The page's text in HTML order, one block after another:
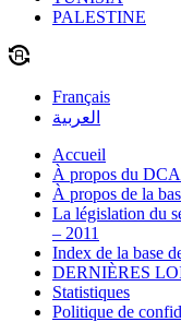
PALESTINE
Français
العربية
Accueil
À propos du
À propos de la
La législation du
– 2011
Index de la base
DERNIÈRES
Statistiques
Politique de